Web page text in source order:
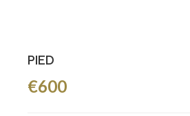
PIED
€600